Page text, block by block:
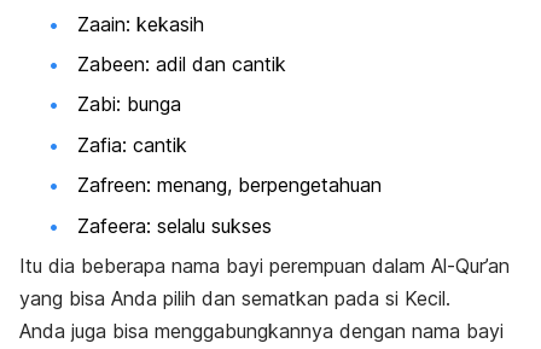
Zaain: kekasih
Zabeen: adil dan cantik
Zabi: bunga
Zafia: cantik
Zafreen: menang, berpengetahuan
Zafeera: selalu sukses
Itu dia beberapa nama bayi perempuan dalam Al-Qur’an
yang bisa Anda pilih dan sematkan pada si Kecil.
Anda juga bisa menggabungkannya dengan nama bayi